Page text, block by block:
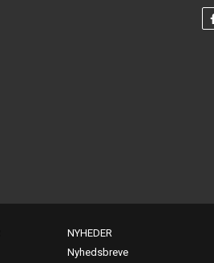
til:
NYHEDER
Nyhedsbreve